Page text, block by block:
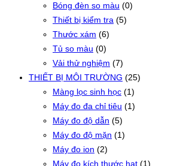
Bóng đèn so màu (0)
Thiết bị kiểm tra (5)
Thước xám (6)
Tủ so màu (0)
Vải thử nghiệm (7)
THIẾT BỊ MÔI TRƯỜNG (25)
Màng lọc sinh học (1)
Máy đo đa chỉ tiêu (1)
Máy đo độ dẫn (5)
Máy đo độ mặn (1)
Máy đo ion (2)
Máy đo kích thước hạt (1)